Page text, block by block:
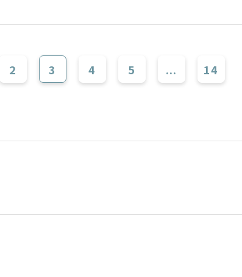
2 3 4 5 ... 14